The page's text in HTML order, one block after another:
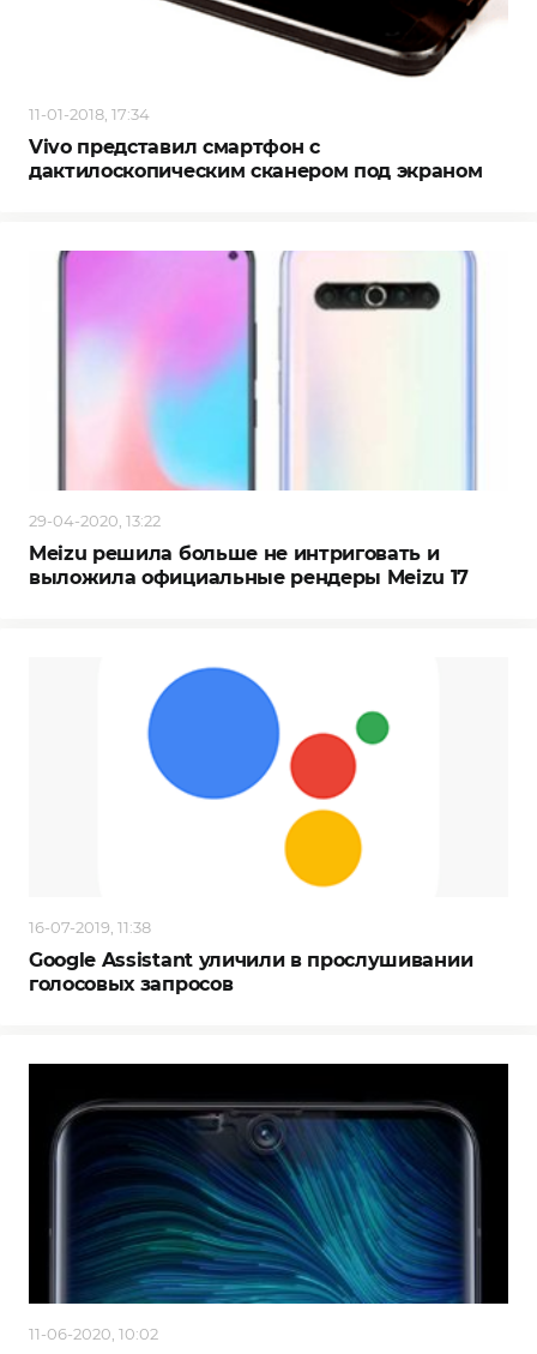
11-01-2018, 17:34
Vivo представил смартфон с
дактилоскопическим сканером под экраном
29-04-2020, 13:22
Meizu решила больше не интриговать и
выложила официальные рендеры Meizu 17
16-07-2019, 11:38
Google Assistant уличили в прослушивании
голосовых запросов
11-06-2020, 10:02